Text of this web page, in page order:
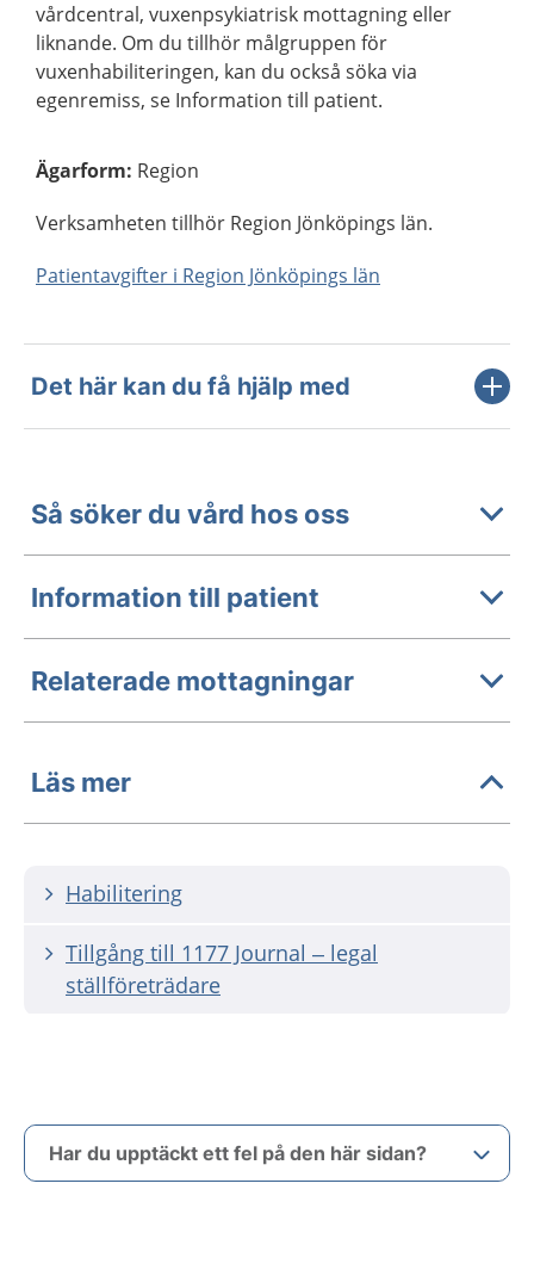
vårdcentral, vuxenpsykiatrisk mottagning eller
liknande. Om du tillhör målgruppen för
vuxenhabiliteringen, kan du också söka via
egenremiss, se Information till patient.
Ägarform: Region
Verksamheten tillhör Region Jönköpings län.
Patientavgifter i Region Jönköpings län
Det här kan du få hjälp med
Så söker du vård hos oss
Information till patient
Relaterade mottagningar
Läs mer
Habilitering
Tillgång till 1177 Journal – legal
ställföreträdare
Har du upptäckt ett fel på den här sidan?